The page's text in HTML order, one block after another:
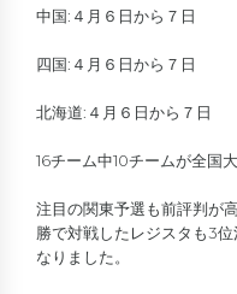
中国:４月６日から７日
四国:４月６日から７日
北海道:４月６日から７日
16チーム中10チームが全国
注目の関東予選も前評判が
勝で対戦したレジスタも3
なりました。